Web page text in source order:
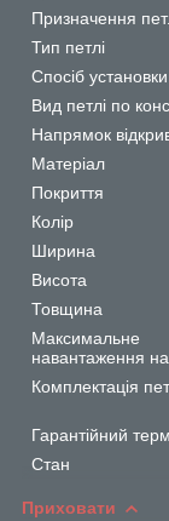
Призначення
Тип петлі
Спосіб установки
Вид петлі по
Напрямок
Матеріал
Покриття
Колір
Ширина
Висота
Товщина
Максимальне
навантаження
Комплектація
Гарантійний
Стан
Приховати